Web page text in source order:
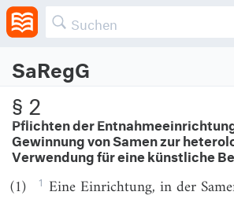
SaRegG
Gesetz zur Errichtung eines Samenspenderregisters und
Auskunftserteilung über den Spender nach heterologer
Vom 17.7.2017 (BGBl. I S. 2513)
Zuletzt geändert am 12.5.2026 (BGBl. I S. Nr. 143)
geschaffen.
§ 2
Pflichten der
Gewinnung von Samen zur
Verwendung für eine künstliche
(1) 1 Eine Einrichtung, in der